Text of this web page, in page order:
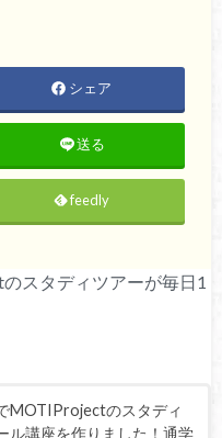
シェア
送る
feedly
スタディツアーが毎日1
MOTIProjectのスタディ
ル講座を作りました！通学